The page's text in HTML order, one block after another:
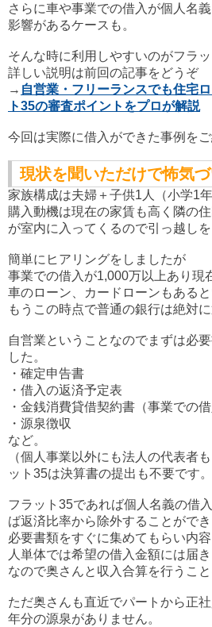
さらに車や事業での借入が個人名
影響があるケースも。
そんな時に利用しやすいのがフラッ
詳しい説明は前回の記事をどうぞ
→ 自営業・フリーランスでも住宅
ト35の審査ポイントをプロが解説
今回は実際に借入ができた事例をご
現状を聞いただけで怖気
家族構成は夫婦＋子供1人（小学1年
購入動機は現在の家賃も高く隣の
が室内に入ってくるので引っ越しを
簡単にヒアリングをしましたが
事業での借入が1,000万以上あり現
車のローン、カードローンもあると
もうこの時点で普通の銀行は絶対に
自営業ということなのでまずは必
した。
・確定申告書
・借入の返済予定表
・金銭消費貸借契約書（事業での
・源泉徴収
など。
（個人事業以外にも法人の代表者
ット35は決算書の提出も不要です。
フラット35であれば個人名義の借
ば返済比率から除外することができ
必要書類をすぐに集めてもらい内
人単体では希望の借入金額には届き
なので奥さんと収入合算を行うこと
ただ奥さんも直近でパートから正
年分の源泉がありません。